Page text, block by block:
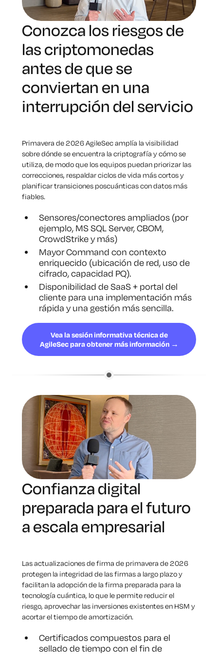
Conozca los riesgos de
las criptomonedas
antes de que se
conviertan en una
interrupción del servicio
Primavera de 2026 AgileSec amplía la visibilidad
sobre dónde se encuentra la criptografía y cómo se
utiliza, de modo que los equipos puedan priorizar las
correcciones, respaldar ciclos de vida más cortos y
planificar transiciones poscuánticas con datos más
fiables.
Sensores/conectores ampliados (por
ejemplo, MS SQL Server, CBOM,
CrowdStrike y más)
Mayor Command con contexto
enriquecido (ubicación de red, uso de
cifrado, capacidad PQ).
Disponibilidad de SaaS + portal del
cliente para una implementación más
rápida y una gestión más sencilla.
Vea la sesión informativa técnica de
AgileSec para obtener más información →
Confianza digital
preparada para el futuro
a escala empresarial
Las actualizaciones de firma de primavera de 2026
protegen la integridad de las firmas a largo plazo y
facilitan la adopción de la firma preparada para la
tecnología cuántica, lo que le permite reducir el
riesgo, aprovechar las inversiones existentes en HSM y
acortar el tiempo de amortización.
Certificados compuestos para el
sellado de tiempo con el fin de